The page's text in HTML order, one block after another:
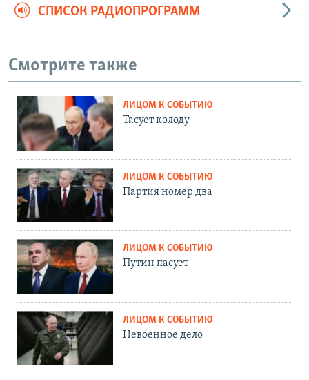
СПИСОК РАДИОПРОГРАММ
Смотрите также
ЛИЦОМ К СОБЫТИЮ
Тасует колоду
ЛИЦОМ К СОБЫТИЮ
Партия номер два
ЛИЦОМ К СОБЫТИЮ
Путин пасует
ЛИЦОМ К СОБЫТИЮ
Невоенное дело